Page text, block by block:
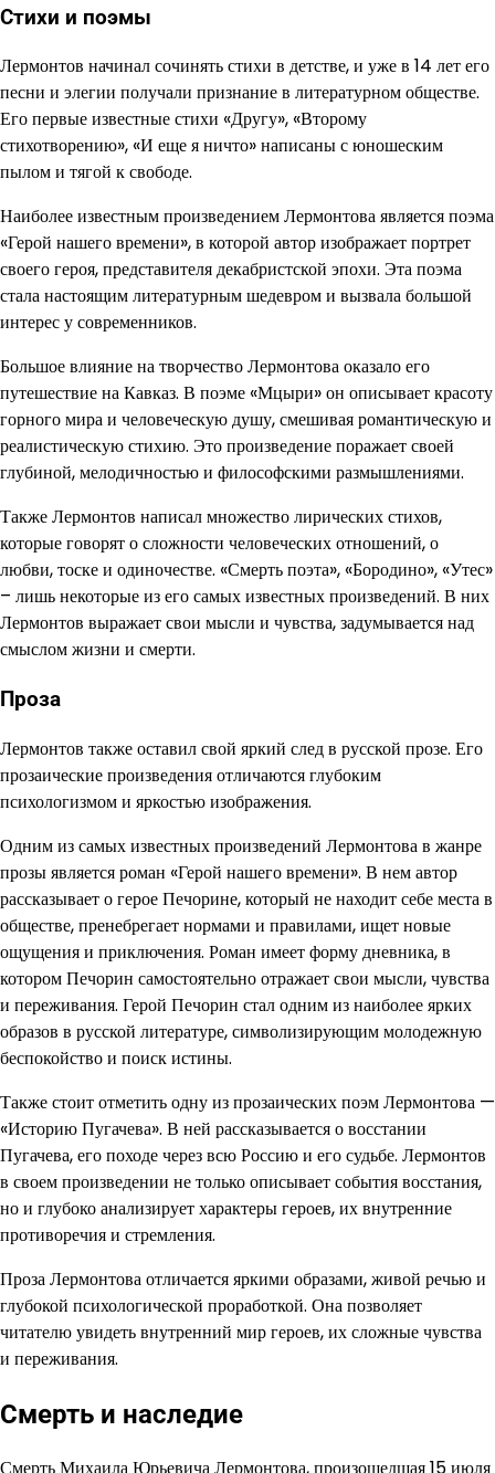
Стихи и поэмы
Лермонтов начинал сочинять стихи в детстве, и уже в 14 лет его
песни и элегии получали признание в литературном обществе.
Его первые известные стихи «Другу», «Второму
стихотворению», «И еще я ничто» написаны с юношеским
пылом и тягой к свободе.
Наиболее известным произведением Лермонтова является поэма
«Герой нашего времени», в которой автор изображает портрет
своего героя, представителя декабристской эпохи. Эта поэма
стала настоящим литературным шедевром и вызвала большой
интерес у современников.
Большое влияние на творчество Лермонтова оказало его
путешествие на Кавказ. В поэме «Мцыри» он описывает красоту
горного мира и человеческую душу, смешивая романтическую и
реалистическую стихию. Это произведение поражает своей
глубиной, мелодичностью и философскими размышлениями.
Также Лермонтов написал множество лирических стихов,
которые говорят о сложности человеческих отношений, о
любви, тоске и одиночестве. «Смерть поэта», «Бородино», «Утес»
– лишь некоторые из его самых известных произведений. В них
Лермонтов выражает свои мысли и чувства, задумывается над
смыслом жизни и смерти.
Проза
Лермонтов также оставил свой яркий след в русской прозе. Его
прозаические произведения отличаются глубоким
психологизмом и яркостью изображения.
Одним из самых известных произведений Лермонтова в жанре
прозы является роман «Герой нашего времени». В нем автор
рассказывает о герое Печорине, который не находит себе места в
обществе, пренебрегает нормами и правилами, ищет новые
ощущения и приключения. Роман имеет форму дневника, в
котором Печорин самостоятельно отражает свои мысли, чувства
и переживания. Герой Печорин стал одним из наиболее ярких
образов в русской литературе, символизирующим молодежную
беспокойство и поиск истины.
Также стоит отметить одну из прозаических поэм Лермонтова —
«Историю Пугачева». В ней рассказывается о восстании
Пугачева, его походе через всю Россию и его судьбе. Лермонтов
в своем произведении не только описывает события восстания,
но и глубоко анализирует характеры героев, их внутренние
противоречия и стремления.
Проза Лермонтова отличается яркими образами, живой речью и
глубокой психологической проработкой. Она позволяет
читателю увидеть внутренний мир героев, их сложные чувства
и переживания.
Смерть и наследие